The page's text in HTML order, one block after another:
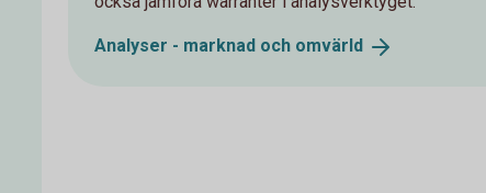
Analyser - marknad och omvärld